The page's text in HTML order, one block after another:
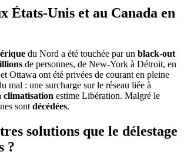
États-Unis et au Canada en
du Nord a été touchée par un black-out
de personnes, de New-York à Détroit, en
Ottawa ont été privées de courant en pleine
mal : une surcharge sur le réseau liée à
climatisation estime Libération. Malgré le
sont décédées.
solutions que le délestage
?